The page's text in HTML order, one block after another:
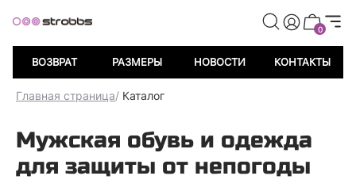
0
ВОЗВРАТ РАЗМЕРЫ НОВОСТИ КОНТАКТЫ
Главная страница/ Каталог
Мужская обувь и одежда
для защиты от непогоды